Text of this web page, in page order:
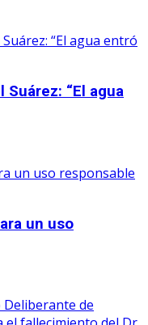
Suárez: “El agua
un uso